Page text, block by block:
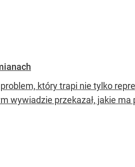
który trapi nie tylko
wywiadzie przekazał, jakie